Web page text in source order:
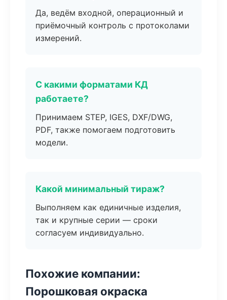
Да, ведём входной, операционный и
приёмочный контроль с протоколами
измерений.
С какими форматами КД
работаете?
Принимаем STEP, IGES, DXF/DWG,
PDF, также помогаем подготовить
модели.
Какой минимальный тираж?
Выполняем как единичные изделия,
так и крупные серии — сроки
согласуем индивидуально.
Похожие компании:
Порошковая окраска